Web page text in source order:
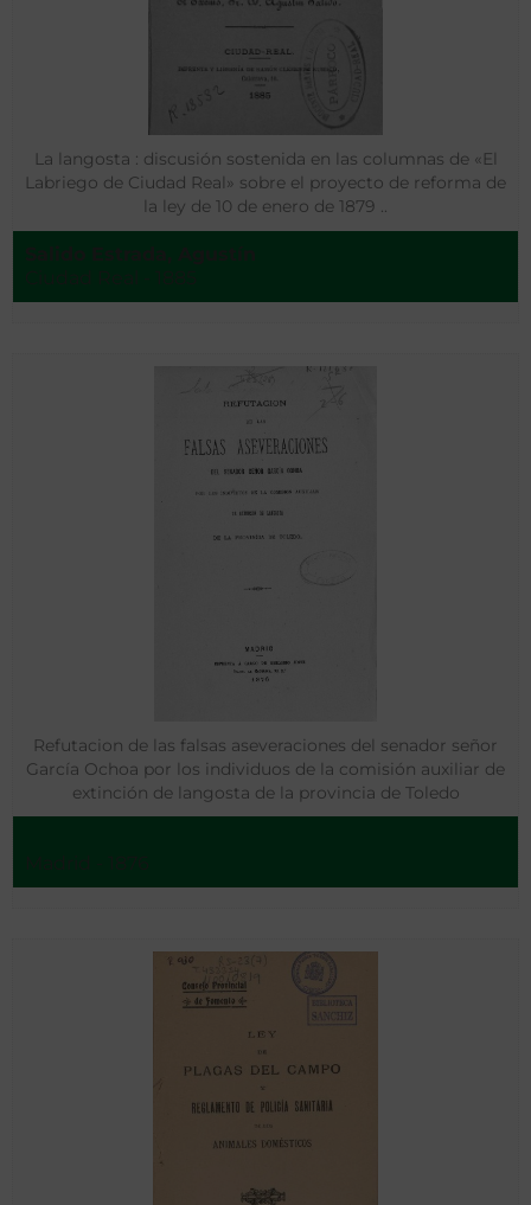
La langosta : discusión sostenida en las columnas de «El
Labriego de Ciudad Real» sobre el proyecto de reforma de
la ley de 10 de enero de 1879 ..
Refutacion de las falsas aseveraciones del senador señor
García Ochoa por los individuos de la comisión auxiliar de
extinción de langosta de la provincia de Toledo